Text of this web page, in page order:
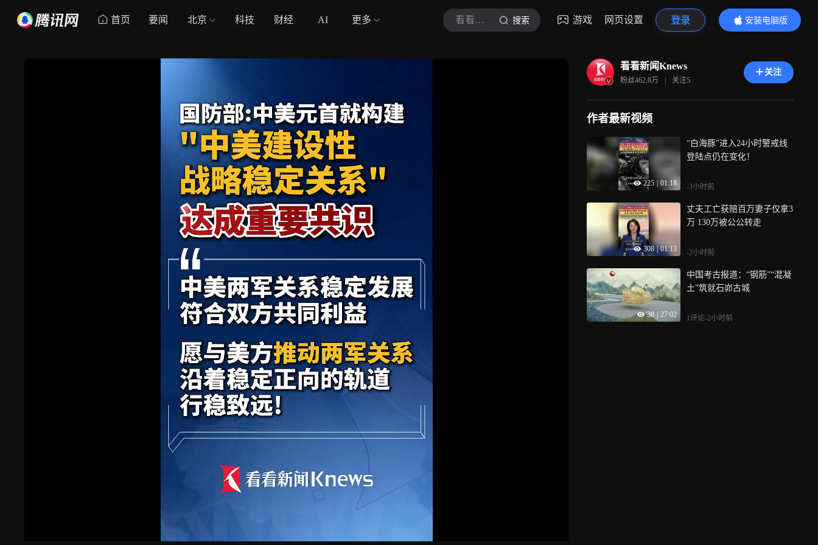
首页 要闻 北京 科技 财经 AI 更多 看看新闻Knews 搜索 游戏 网页设置 登录
安装电脑版
内容更精彩
看看新闻Knews
粉丝462.8万 | 关注5
关注
作者最新视频
225 01:18
“白海豚”进入24小时警戒线
登陆点仍在变化！
-3小时前
308 | 01:13
丈夫工亡获赔百万妻子仅拿3
万 130万被公公转走
-2小时前
38 27:02
中国考古报道：“钢筋”“混凝
土”筑就石峁古城
1评论-2小时前